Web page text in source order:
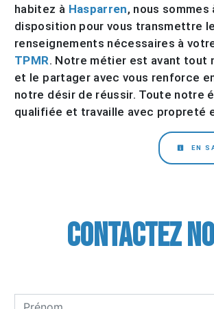
habitez à Hasparren, nous sommes
disposition pour vous transmettre
renseignements nécessaires à
TPMR. Notre métier est avant tout
et le partager avec vous renforce
notre désir de réussir. Toute notre
qualifiée et travaille avec propreté
EN
Contactez